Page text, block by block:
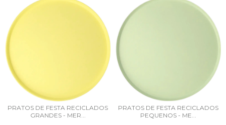
PRATOS DE FESTA RECICLADOS
GRANDES - MER...
PRATOS DE FESTA RECICLADOS
PEQUENOS - ME...